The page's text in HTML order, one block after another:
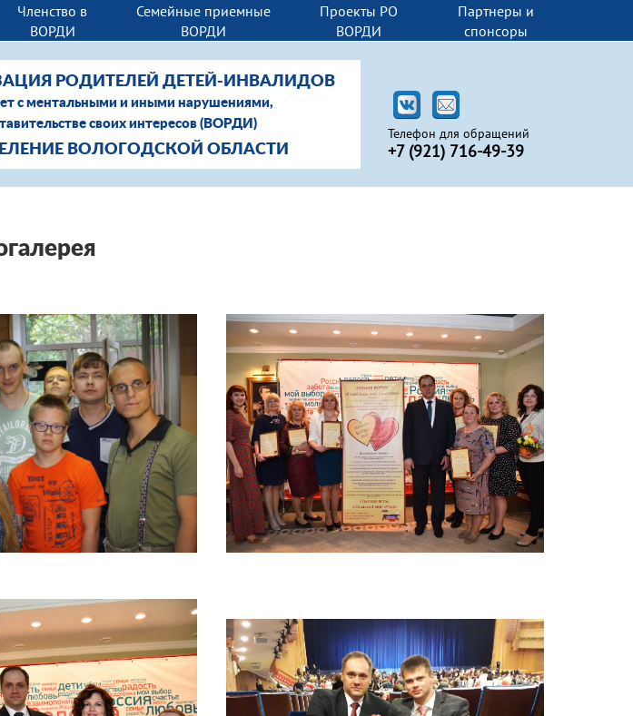
Членство в
ВОРДИ
Семейные приемные
ВОРДИ
Проекты РО
ВОРДИ
Партнеры и
спонсоры
Телефон для обращений
+7 (921) 716-49-39
РОДИТЕЛЕЙ ДЕТЕЙ-ИНВАЛИДОВ
с ментальными и иными нарушениями,
своих интересов (ВОРДИ)
ВОЛОГОДСКОЙ ОБЛАСТИ